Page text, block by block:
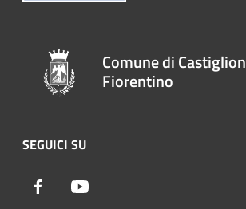
Comune di Castiglion
Fiorentino
SEGUICI SU
Facebook